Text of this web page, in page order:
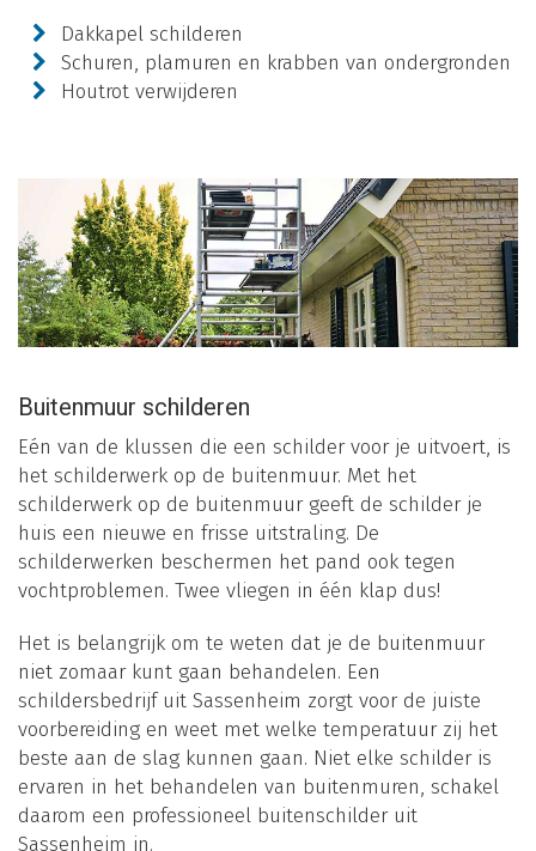
Dakkapel schilderen
Schuren, plamuren en krabben van ondergronden
Houtrot verwijderen
Buitenmuur schilderen
Eén van de klussen die een schilder voor je uitvoert, is
het schilderwerk op de buitenmuur. Met het
schilderwerk op de buitenmuur geeft de schilder je
huis een nieuwe en frisse uitstraling. De
schilderwerken beschermen het pand ook tegen
vochtproblemen. Twee vliegen in één klap dus!
Het is belangrijk om te weten dat je de buitenmuur
niet zomaar kunt gaan behandelen. Een
schildersbedrijf uit Sassenheim zorgt voor de juiste
voorbereiding en weet met welke temperatuur zij het
beste aan de slag kunnen gaan. Niet elke schilder is
ervaren in het behandelen van buitenmuren, schakel
daarom een professioneel buitenschilder uit
Sassenheim in.